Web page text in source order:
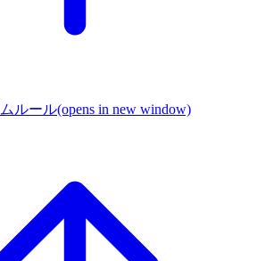
ルール(opens in new window)